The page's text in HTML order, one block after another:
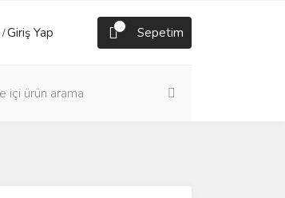
/Giriş Yap Sepetim